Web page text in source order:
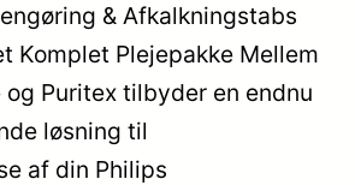
& Afkalkningstabs
Komplet Plejepakke Mellem
og Puritex tilbyder en endnu
løsning til
af din Philips